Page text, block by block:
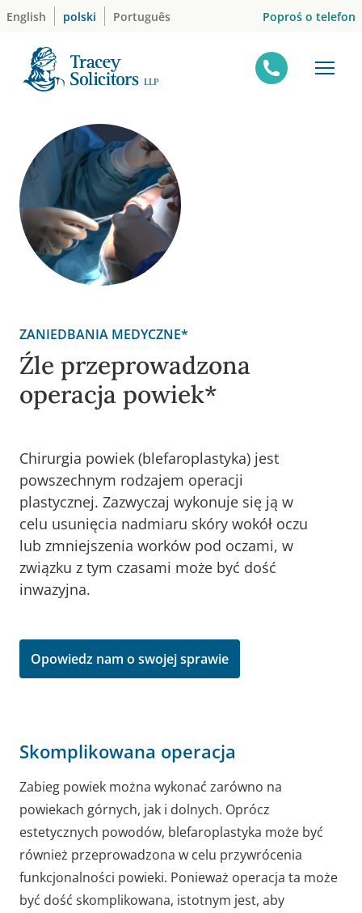
Skip
content
English polski Português Poproś o telefon
ZANIEDBANIA MEDYCZNE*
Źle przeprowadzona
operacja powiek*
Chirurgia powiek (blefaroplastyka) jest
powszechnym rodzajem operacji
plastycznej. Zazwyczaj wykonuje się ją w
celu usunięcia nadmiaru skóry wokół oczu
lub zmniejszenia worków pod oczami, w
związku z tym czasami może być dość
inwazyjna.
Opowiedz nam o swojej sprawie
Skomplikowana operacja
Zabieg powiek można wykonać zarówno na
powiekach górnych, jak i dolnych. Oprócz
estetycznych powodów, blefaroplastyka może być
również przeprowadzona w celu przywrócenia
funkcjonalności powieki. Ponieważ operacja ta może
być dość skomplikowana, istotnym jest, aby